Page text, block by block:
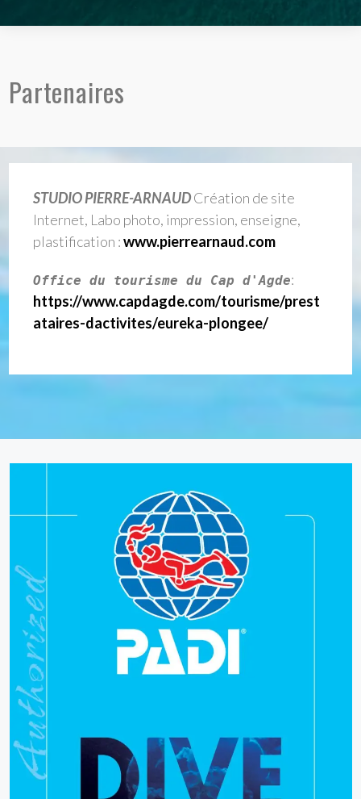
Partenaires
STUDIO PIERRE-ARNAUDCréation de site
Internet, Labo photo, impression, enseigne,
plastification :www.pierrearnaud.com
Office du tourisme du Cap d'Agde:
https://www.capdagde.com/tourisme/prest
ataires-dactivites/eureka-plongee/